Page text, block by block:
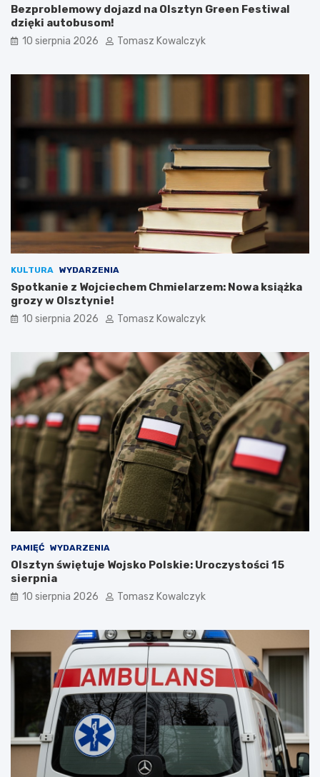
Bezproblemowy dojazd na Olsztyn Green Festiwal
dzięki autobusom!
10 sierpnia 2026 Tomasz Kowalczyk
KULTURA WYDARZENIA
Spotkanie z Wojciechem Chmielarzem: Nowa książka
grozy w Olsztynie!
10 sierpnia 2026 Tomasz Kowalczyk
PAMIĘĆ WYDARZENIA
Olsztyn świętuje Wojsko Polskie: Uroczystości 15
sierpnia
10 sierpnia 2026 Tomasz Kowalczyk